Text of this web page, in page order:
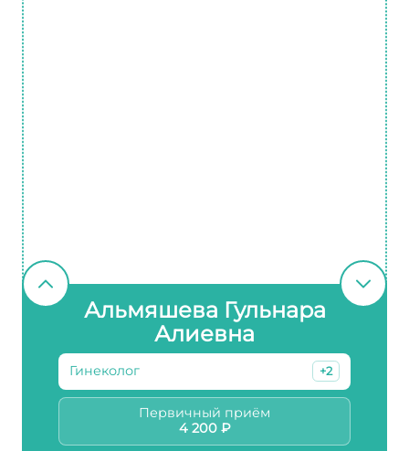
Альмяшева Гульнара
Алиевна
Гинеколог +2
Первичный приём
4 200 ₽